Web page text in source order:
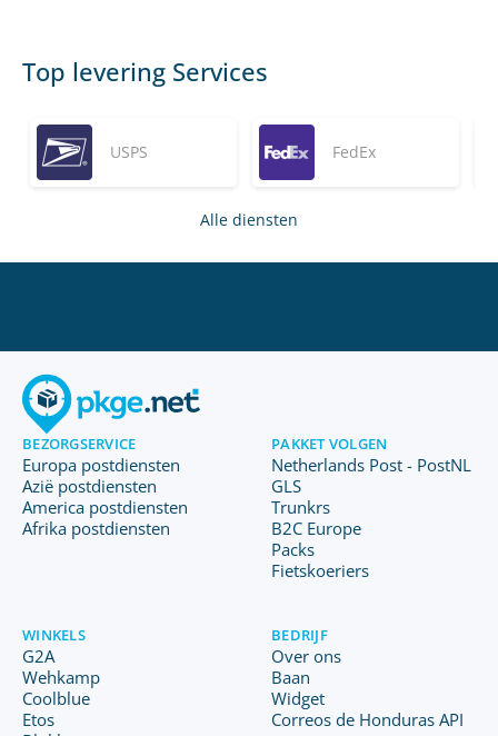
Top levering Services
USPS FedEx
Alle diensten
BEZORGSERVICE
Europa postdiensten
Azië postdiensten
America postdiensten
Afrika postdiensten
PAKKET VOLGEN
Netherlands Post - PostNL
GLS
Trunkrs
B2C Europe
Packs
Fietskoeriers
WINKELS
G2A
Wehkamp
Coolblue
Etos
BEDRIJF
Over ons
Baan
Widget
Correos de Honduras API